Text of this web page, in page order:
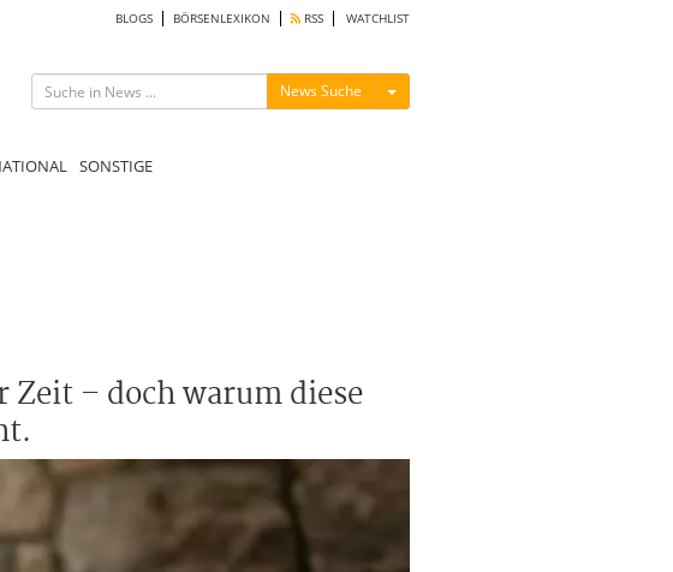
BLOGS BÖRSENLEXIKON RSS WATCHLIST
News Suche Menü ein-/ausblenden
SONSTIGE
– doch warum diese